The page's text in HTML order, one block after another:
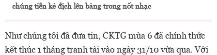
chúng tiễn kẻ địch lên bảng trong nốt nhạc
Như chúng tôi đã đưa tin, CKTG mùa 6 đã chính thức
kết thúc 1 tháng tranh tài vào ngày 31/10 vừa qua. Với